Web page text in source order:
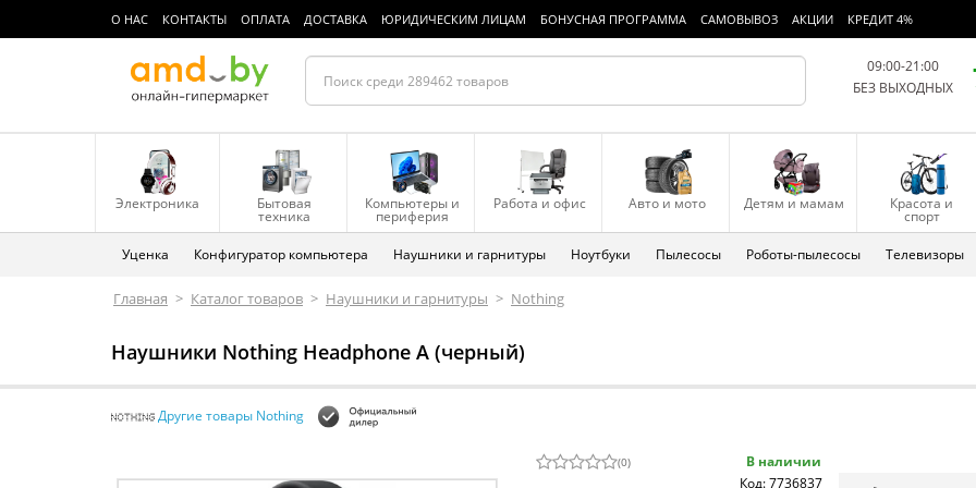
О НАС КОНТАКТЫ ОПЛАТА ДОСТАВКА ЮРИДИЧЕСКИМ ЛИЦАМ БОНУСНАЯ ПРОГРАММА САМОВЫВОЗ АКЦИИ КРЕДИТ 4%
09:00-21:00
БЕЗ ВЫХОДНЫХ
Электроника Бытовая
техника
Компьютеры и
периферия
Работа и офис Авто и мото Детям и мамам Красота и
спорт
Уценка Конфигуратор компьютера Наушники и гарнитуры Ноутбуки Пылесосы Роботы-пылесосы Телевизоры
Главная > Каталог товаров > Наушники и гарнитуры > Nothing
Наушники Nothing Headphone A (черный)
Другие товары Nothing
(0)
В наличии
Код: 7736837